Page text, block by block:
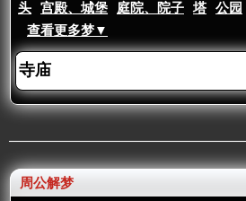
头
宫殿、城堡 庭院、院子 塔 公园
查看更多梦▼
周公解梦